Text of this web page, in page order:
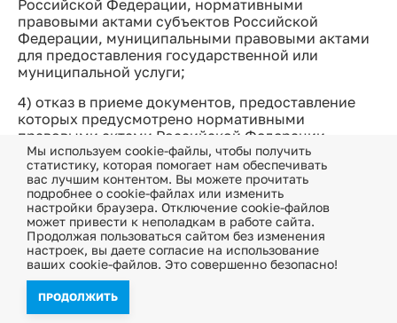
Российской Федерации, нормативными
правовыми актами субъектов Российской
Федерации, муниципальными правовыми актами
для предоставления государственной или
муниципальной услуги;
4) отказ в приеме документов, предоставление
которых предусмотрено нормативными
правовыми актами Российской Федерации,
нормативными правовыми актами субъектов
Российской Федерации, муниципальными
правовыми актами для предоставления
государственной или муниципальной услуги, у
заявителя;
5) отказ в предоставлении государственной или
муниципальной услуги, если основания отказа не
предусмотрены федеральными законами и
принятыми в соответствии с ними иными
нормативными правовыми актами Российской
Мы используем cookie-файлы, чтобы получить
статистику, которая помогает нам обеспечивать
вас лучшим контентом. Вы можете прочитать
подробнее о cookie-файлах или изменить
настройки браузера. Отключение cookie-файлов
может привести к неполадкам в работе сайта.
Продолжая пользоваться сайтом без изменения
настроек, вы даете согласие на использование
ваших cookie-файлов. Это совершенно безопасно!
ПРОДОЛЖИТЬ